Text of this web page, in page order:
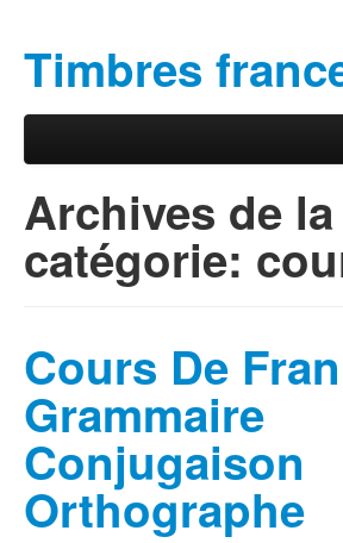
Timbres
Menu principal
Archives de la
catégorie:
Cours De
Grammaire
Conjugaison
Orthographe